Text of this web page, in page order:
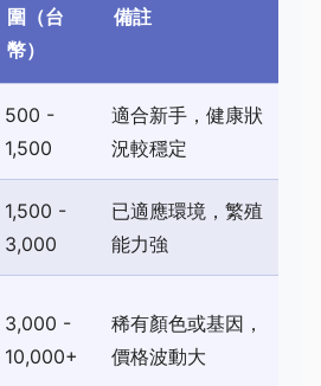
圍（台
幣）
備註
500 -
1,500
適合新手，健康狀
況較穩定
1,500 -
3,000
已適應環境，繁殖
能力強
3,000 -
10,000+
稀有顏色或基因，
價格波動大